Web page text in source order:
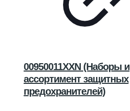
00950011XXN (Наборы и
ассортимент защитных
предохранителей)